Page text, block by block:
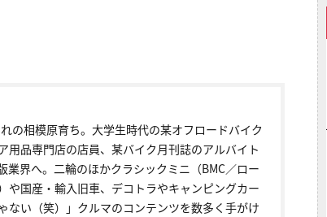
の相模原育ち。大学生時代の某オフロードバイク
用品専門店の店員、某バイク月刊誌のアルバイト
業界へ。二輪のほかクラシックミニ（BMC／ロー
や国産・輸入旧車、デコトラやキャンピングカー
ない（笑）」クルマのコンテンツを数多く手がけ